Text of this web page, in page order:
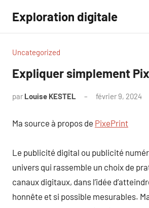
contenu
Exploration digitale
Uncategorized
Expliquer simplement
par Louise KESTEL février 9, 2024
Ma source à propos de PixePrint
Le publicité digital ou publicité
univers qui rassemble un choix de
canaux digitaux, dans l’idée
honnête et si possible mesurables.